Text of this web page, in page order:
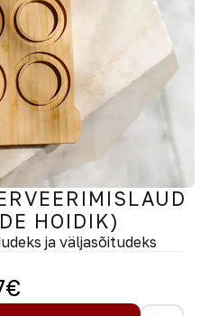
HOIDIK)
ja väljasõitudeks
€